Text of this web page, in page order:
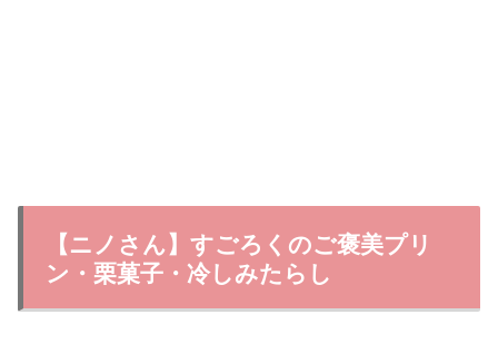
【ニノさん】すごろくのご褒美プリ
ン・栗菓子・冷しみたらし